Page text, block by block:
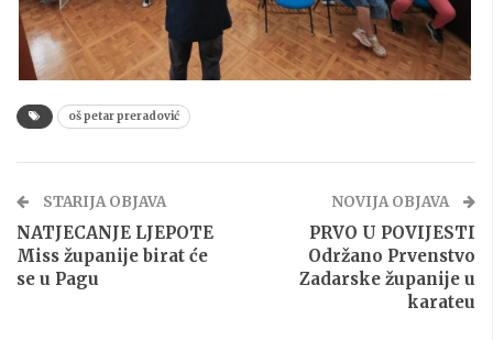
oš petar preradović
STARIJA OBJAVA
NATJECANJE LJEPOTE
Miss županije birat će
se u Pagu
NOVIJA OBJAVA
PRVO U POVIJESTI
Održano Prvenstvo
Zadarske županije u
karateu